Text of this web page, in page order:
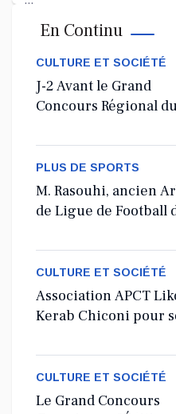
Jul 11, 2026
En Continu
CULTURE ET SOCIÉTÉ
J-2 Avant le Grand
Concours Régional
PLUS DE SPORTS
M. Rasouhi, ancien
de Ligue de Football
CULTURE ET SOCIÉTÉ
Association APCT
Kerab Chiconi pour
Ordinaire
CULTURE ET SOCIÉTÉ
Le Grand Concours